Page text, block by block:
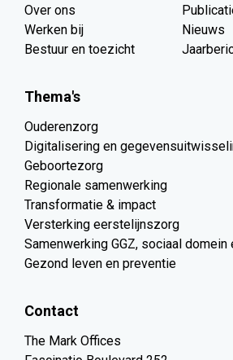
Over ons
Werken bij
Bestuur en toezicht
Nieuws
Thema's
Ouderenzorg
Digitalisering en
Geboortezorg
Regionale samenwerking
Transformatie & impact
Versterking eerstelijnszorg
Samenwerking GGZ, sociaal
Gezond leven en preventie
Contact
The Mark Offices